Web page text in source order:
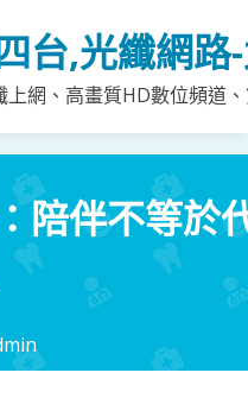
台,光纖網路
網、高畫質HD數位頻道
陪伴不等於